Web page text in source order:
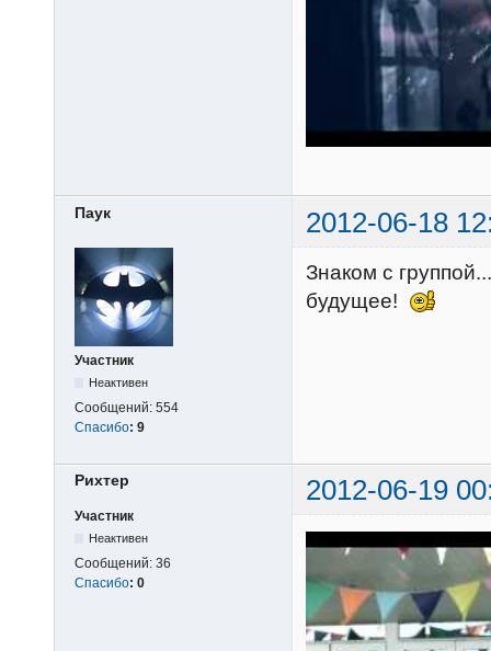
Паук 2012-06-18
Участник
Неактивен
Сообщений: 554
Спасибо: 9
Знаком с
будущее!
Рихтер 2012-06-19
Участник
Неактивен
Сообщений: 36
Спасибо: 0